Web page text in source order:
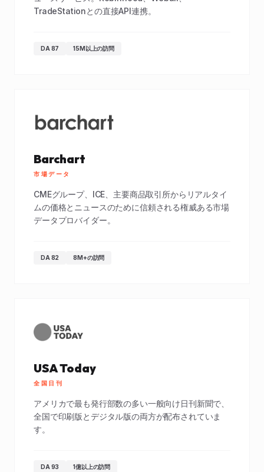
TradeStationとの直接API連携。
DA 87 15M以上の訪問
Barchart
市場データ
CMEグループ、ICE、主要商品取引所からリアルタイ
ムの価格とニュースのために信頼される権威ある市場
データプロバイダー。
DA 82 8M+の訪問
USA Today
全国日刊
アメリカで最も発行部数の多い一般向け日刊新聞で、
全国で印刷版とデジタル版の両方が配布されていま
す。
DA 93 1億以上の訪問